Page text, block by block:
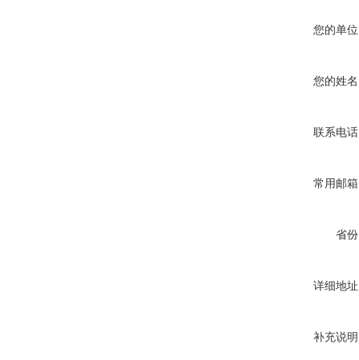
您的单
您的姓
联系电
常用邮
省
详细地
补充说